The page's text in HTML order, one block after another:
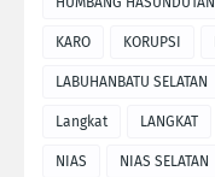
KARO KORUPSI
LABUHANBATU SELATAN
Langkat LANGKAT
NIAS NIAS SELATAN